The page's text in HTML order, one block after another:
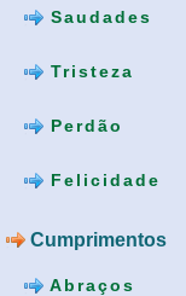
Saudades
Tristeza
Perdão
Felicidade
Cumprimentos
Abraços